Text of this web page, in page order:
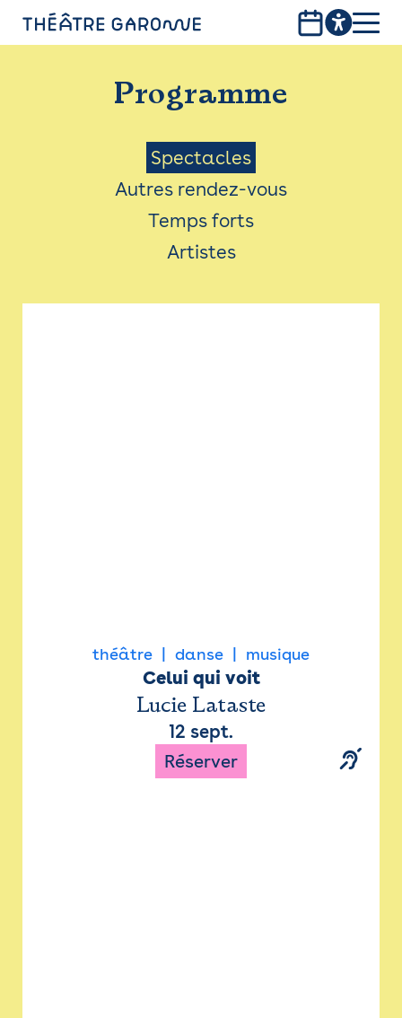
PROGRAMME
INFOS PRATIQUES
AVEC LES PUBLICS
ACCESSIBILITÉ
LES PRODUCTIONS
Programme
Menu
Saison
Spectacles
Autres rendez-vous
Temps forts
Artistes
théâtre danse musique
Celui qui voit
Lucie Lataste
12 sept.
Réserver